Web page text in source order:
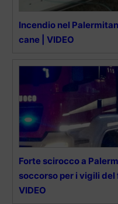
Incendio nel
cane | VIDEO
Forte scirocco a
soccorso per i vigili del
VIDEO